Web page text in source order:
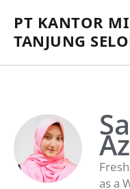
PT KANTOR
TANJUNG
as a